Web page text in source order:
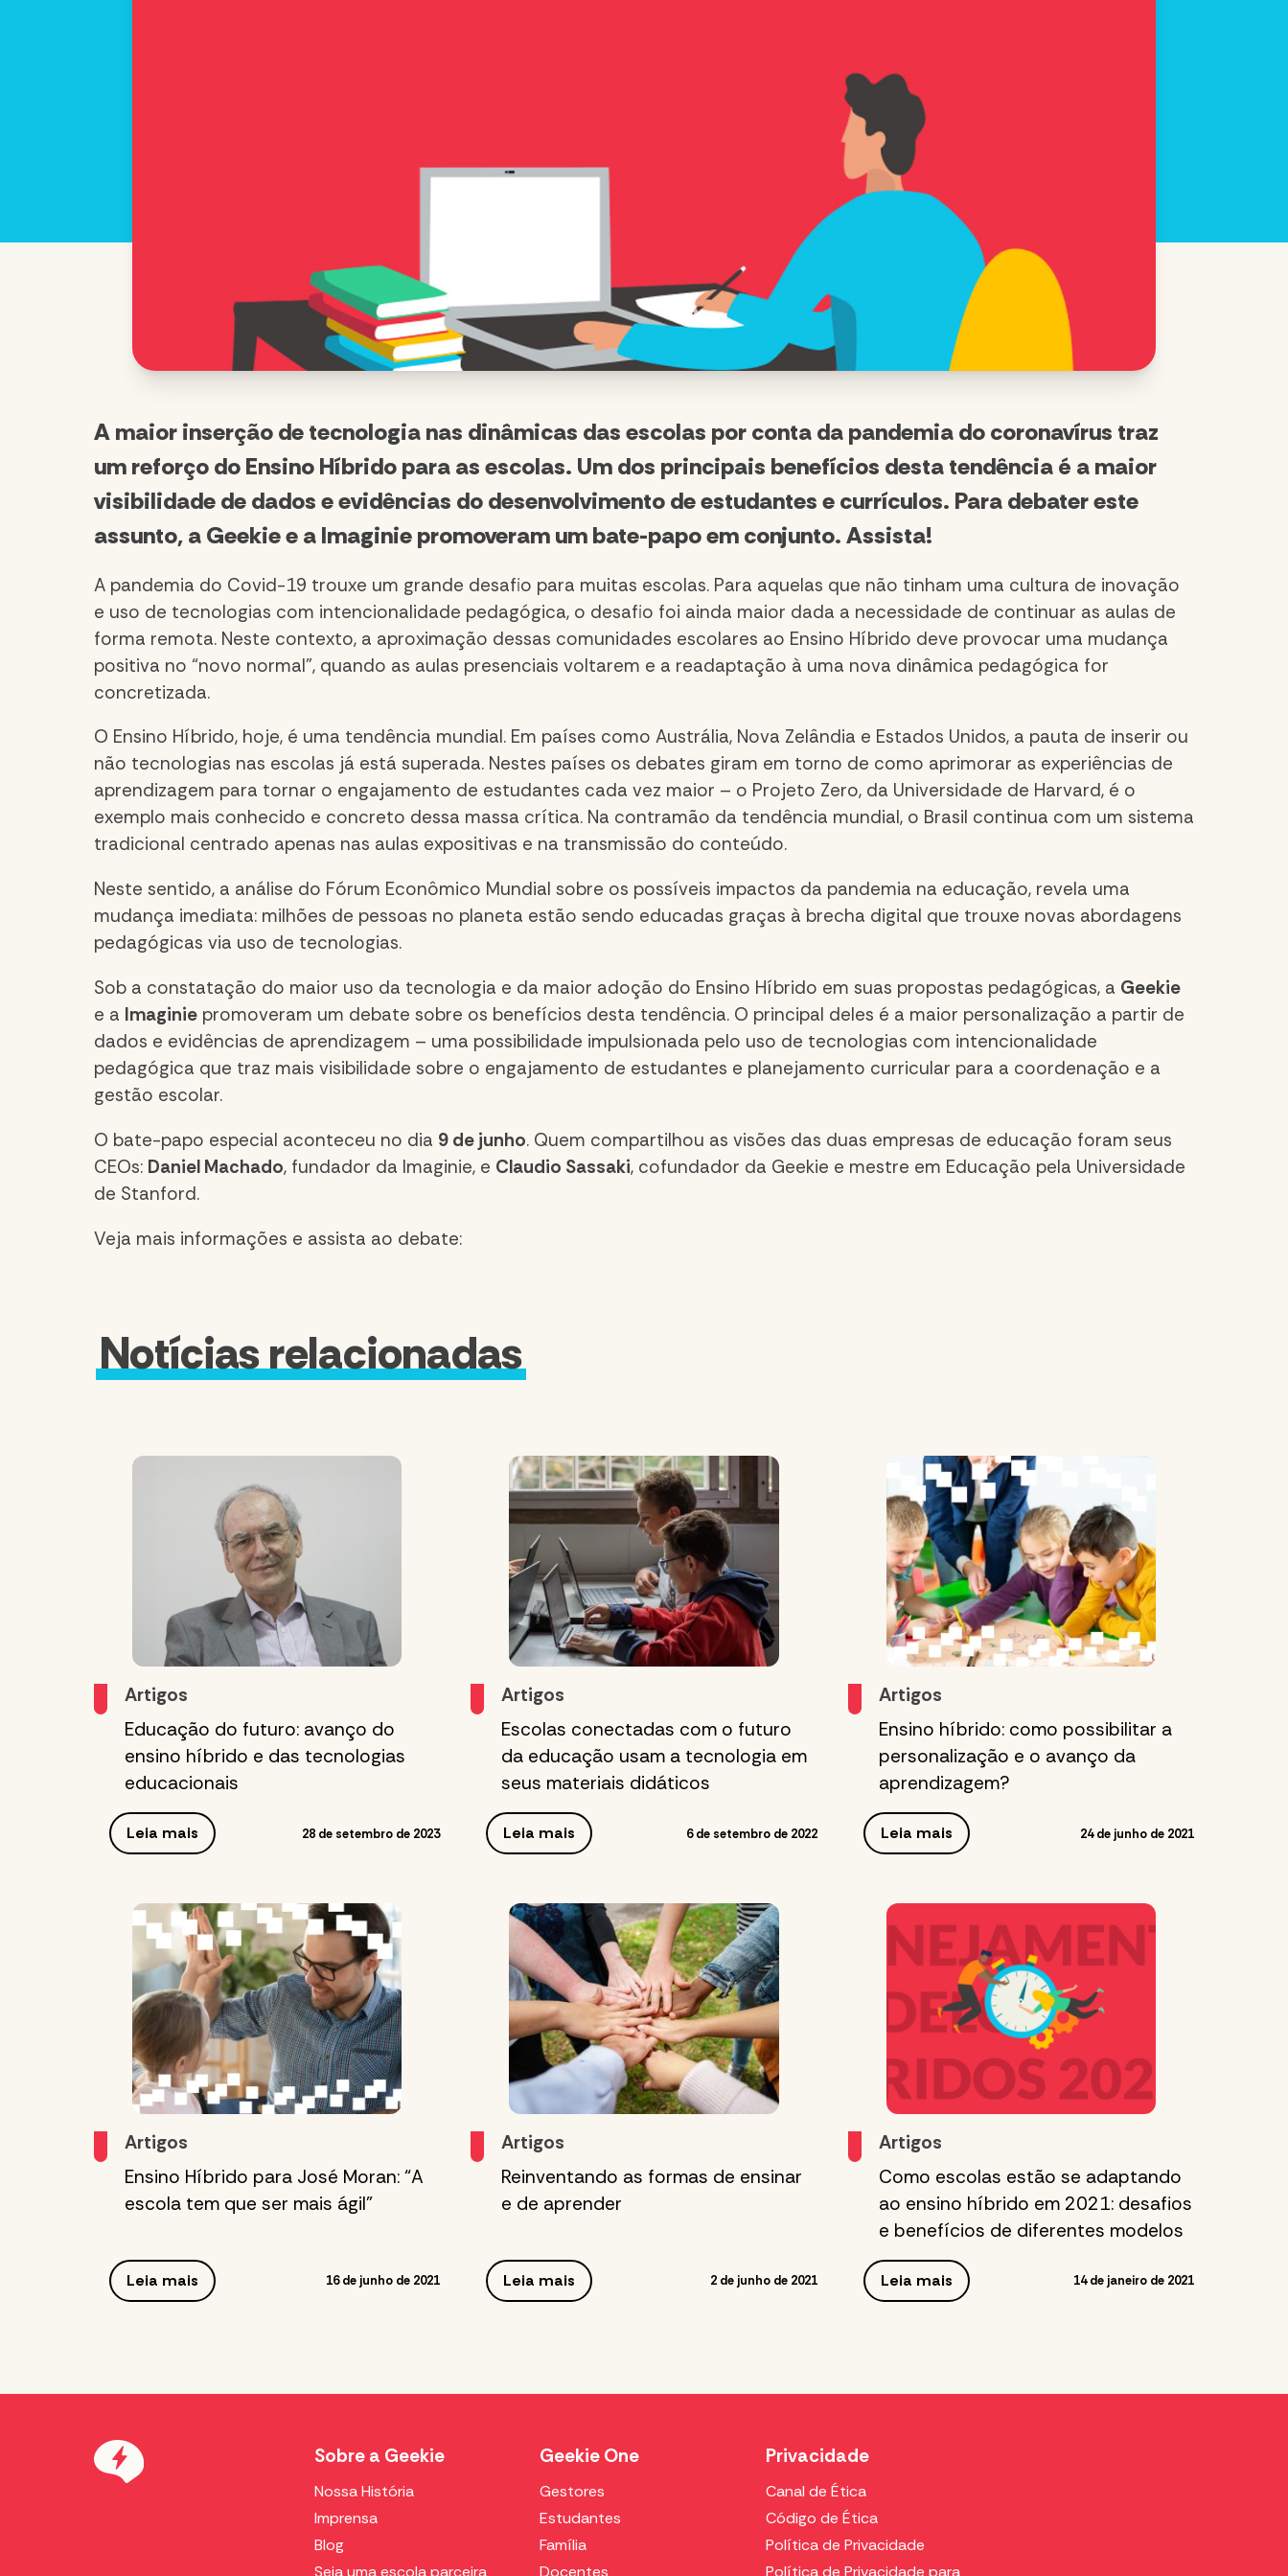
A maior inserção de tecnologia nas dinâmicas das escolas por conta da pandemia do coronavírus traz
um reforço do Ensino Híbrido para as escolas. Um dos principais benefícios desta tendência é a maior
visibilidade de dados e evidências do desenvolvimento de estudantes e currículos. Para debater este
assunto, a Geekie e a Imaginie promoveram um bate-papo em conjunto. Assista!
A pandemia do Covid-19 trouxe um grande desafio para muitas escolas. Para aquelas que não tinham uma cultura de inovação
e uso de tecnologias com intencionalidade pedagógica, o desafio foi ainda maior dada a necessidade de continuar as aulas de
forma remota. Neste contexto, a aproximação dessas comunidades escolares ao Ensino Híbrido deve provocar uma mudança
positiva no “novo normal”, quando as aulas presenciais voltarem e a readaptação à uma nova dinâmica pedagógica for
concretizada.
O Ensino Híbrido, hoje, é uma tendência mundial. Em países como Austrália, Nova Zelândia e Estados Unidos, a pauta de inserir ou
não tecnologias nas escolas já está superada. Nestes países os debates giram em torno de como aprimorar as experiências de
aprendizagem para tornar o engajamento de estudantes cada vez maior – o Projeto Zero, da Universidade de Harvard, é o
exemplo mais conhecido e concreto dessa massa crítica. Na contramão da tendência mundial, o Brasil continua com um sistema
tradicional centrado apenas nas aulas expositivas e na transmissão do conteúdo.
Neste sentido, a análise do Fórum Econômico Mundial sobre os possíveis impactos da pandemia na educação, revela uma
mudança imediata: milhões de pessoas no planeta estão sendo educadas graças à brecha digital que trouxe novas abordagens
pedagógicas via uso de tecnologias.
Sob a constatação do maior uso da tecnologia e da maior adoção do Ensino Híbrido em suas propostas pedagógicas, a Geekie
e a Imaginie promoveram um debate sobre os benefícios desta tendência. O principal deles é a maior personalização a partir de
dados e evidências de aprendizagem – uma possibilidade impulsionada pelo uso de tecnologias com intencionalidade
pedagógica que traz mais visibilidade sobre o engajamento de estudantes e planejamento curricular para a coordenação e a
gestão escolar.
O bate-papo especial aconteceu no dia 9 de junho. Quem compartilhou as visões das duas empresas de educação foram seus
CEOs: Daniel Machado, fundador da Imaginie, e Claudio Sassaki, cofundador da Geekie e mestre em Educação pela Universidade
de Stanford.
Veja mais informações e assista ao debate:
Notícias relacionadas
Artigos
Educação do futuro: avanço do
ensino híbrido e das tecnologias
educacionais
Leia mais 28 de setembro de 2023
Artigos
Escolas conectadas com o futuro
da educação usam a tecnologia em
seus materiais didáticos
Leia mais 6 de setembro de 2022
Artigos
Ensino híbrido: como possibilitar a
personalização e o avanço da
aprendizagem?
Leia mais 24 de junho de 2021
Artigos
Ensino Híbrido para José Moran: “A
escola tem que ser mais ágil”
Leia mais 16 de junho de 2021
Artigos
Reinventando as formas de ensinar
e de aprender
Leia mais 2 de junho de 2021
Artigos
Como escolas estão se adaptando
ao ensino híbrido em 2021: desafios
e benefícios de diferentes modelos
Leia mais 14 de janeiro de 2021
Sobre a Geekie
Nossa História
Imprensa
Blog
Seja uma escola parceira
Geekie One
Gestores
Estudantes
Família
Docentes
Privacidade
Canal de Ética
Código de Ética
Política de Privacidade
Política de Privacidade para